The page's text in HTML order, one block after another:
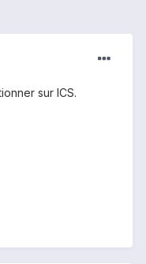
sur ICS.